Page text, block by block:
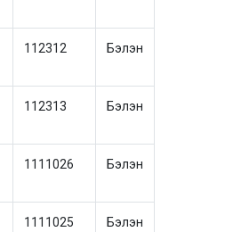
112312 Бэлэн
112313 Бэлэн
1111026 Бэлэн
1111025 Бэлэн